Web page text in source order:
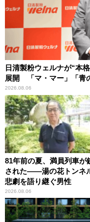
日清製粉ウェルナが“本
展開 「マ・マー」「青
2026.08.06
81年前の夏、満員列車が
された――湯の花トンネ
悲劇を語り継ぐ男性
2026.08.06